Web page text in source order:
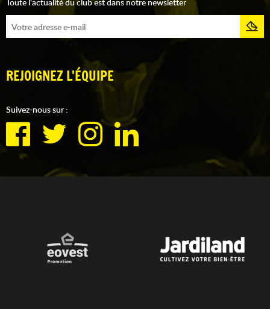
REJOIGNEZ L'ÉQUIPE
Suivez-nous sur :